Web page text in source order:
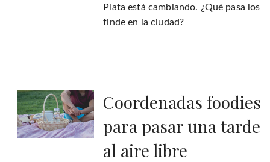
Plata está cambiando. ¿Qué pasa los
finde en la ciudad?
Coordenadas foodies
para pasar una tarde
al aire libre